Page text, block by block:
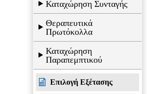
Καταχώρηση Συνταγής
Θεραπευτικά
Πρωτόκολλα
Καταχώρηση
Παραπεμπτικού
Επιλογή Εξέτασης